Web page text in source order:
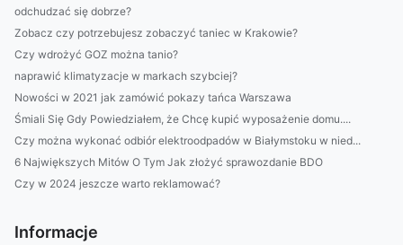
odchudzać się dobrze?
Zobacz czy potrzebujesz zobaczyć taniec w Krakowie?
Czy wdrożyć GOZ można tanio?
naprawić klimatyzacje w markach szybciej?
Nowości w 2021 jak zamówić pokazy tańca Warszawa
Śmiali Się Gdy Powiedziałem, że Chcę kupić wyposażenie domu....
Czy można wykonać odbiór elektroodpadów w Białymstoku w nied...
6 Największych Mitów O Tym Jak złożyć sprawozdanie BDO
Czy w 2024 jeszcze warto reklamować?
Informacje